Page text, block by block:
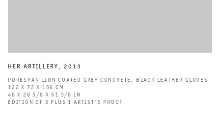
HER ARTILLERY , 2013
PORESPAN LION COATED GREY CONCRETE , BLACK LEATHER GLOVES
122 X 72 X 156 CM
48 X 28 3/8 X 61 3/8 IN
EDITION OF 3 PLUS 1 ARTIST'S PROOF